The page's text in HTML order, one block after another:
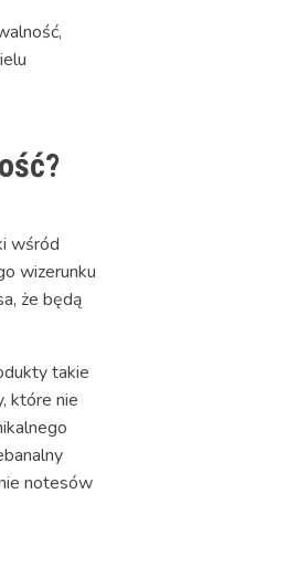
wśród
wizerunku
że będą
takie
które nie
notesów